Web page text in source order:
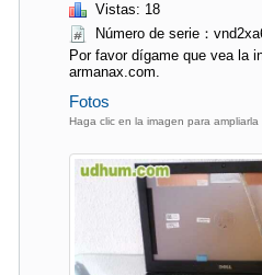
Vistas: 18
Número de serie：
Por favor dígame que vea la
armanax.com.
Fotos
Haga clic en la imagen para ampliarla